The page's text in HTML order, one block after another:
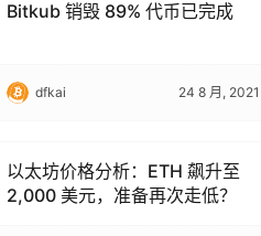
Bitkub 销毁 89% 代币已完成
dfkai 24 8 月, 2021
Ethereum (ETH)
以太坊价格分析：ETH 飙升至
2,000 美元，准备再次走低？